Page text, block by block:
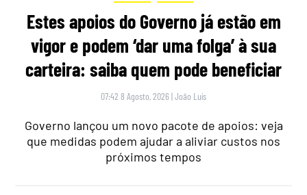
Estes apoios do Governo já estão em
vigor e podem ‘dar uma folga’ à sua
carteira: saiba quem pode beneficiar
07:42 8 Agosto, 2026 |João Luís
Governo lançou um novo pacote de apoios: veja
que medidas podem ajudar a aliviar custos nos
próximos tempos